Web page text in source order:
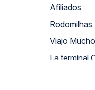
Afiliados
Rodomilhas
Viajo Mucho